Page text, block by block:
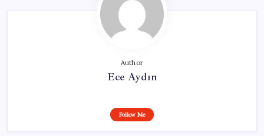
Author
Ece Aydın
Follow Me